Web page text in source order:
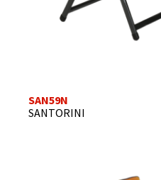
SAN59N
SANTORINI